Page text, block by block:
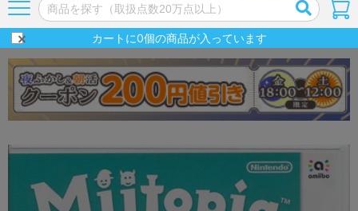
カートに0個の商品が入っています